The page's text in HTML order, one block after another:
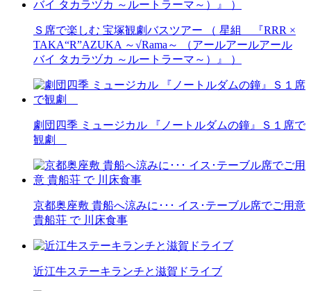
Ｓ席で楽しむ 宝塚観劇バスツアー （ 星組 『RRR ×
TAKA“R”AZUKA ～√Rama～ （アールアールアール
バイ タカラヅカ ～ルートラーマ～）』 ）
劇団四季 ミュージカル 『ノートルダムの鐘』Ｓ１席で
観劇
京都奥座敷 貴船へ涼みに･･･ イス･テーブル席でご用意
貴船荘 で 川床食事
近江牛ステーキランチと滋賀ドライブ